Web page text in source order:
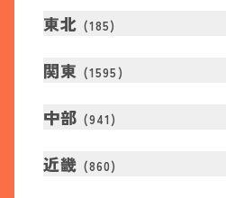
東北 (185)
関東 (1595 )
中部 (941 )
近畿 (860)